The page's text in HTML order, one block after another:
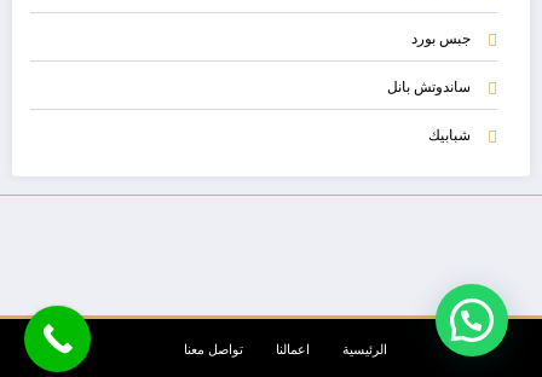
جبس بورد
ساندوتش بانل
شبابيك
الرئيسية اعمالنا تواصل معنا